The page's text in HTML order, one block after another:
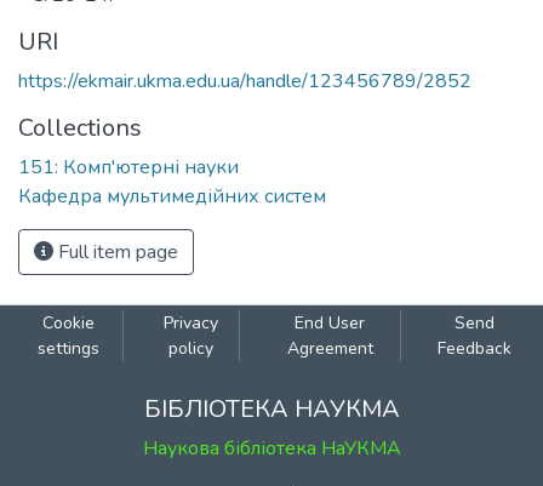
URI
https://ekmair.ukma.edu.ua/handle/123456789/2852
Collections
151: Комп'ютерні науки
Кафедра мультимедійних систем
Full item page
Cookie
settings
Privacy
policy
End User
Agreement
Send
Feedback
БІБЛІОТЕКА НАУКМА
Наукова бібліотека НаУКМА